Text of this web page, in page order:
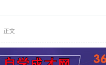
正文